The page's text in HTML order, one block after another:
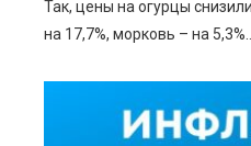
Так, цены на огурцы
на 17,7%, морковь – на 5,3%...